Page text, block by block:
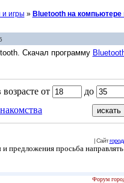
игры » Bluetooth на компьютере
Скачал программу
возрасте от
до
| Сайт
предложения просьба
Форум